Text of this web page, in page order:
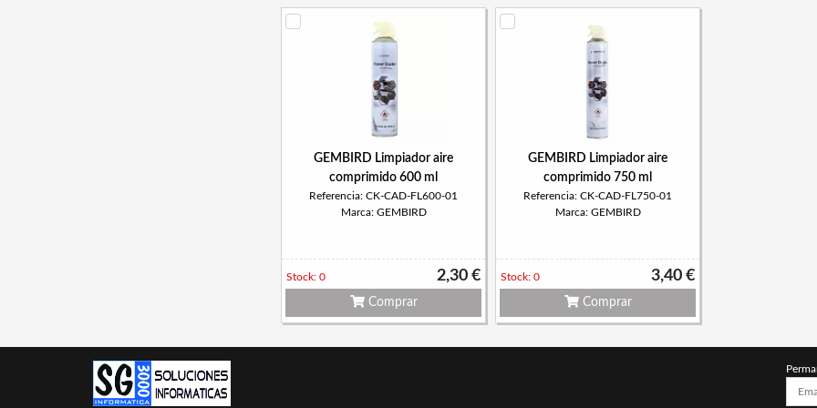
GEMBIRD Limpiador aire
comprimido 600 ml
Referencia: CK-CAD-FL600-01
Marca: GEMBIRD
2,30 €
Stock: 0
Comprar
GEMBIRD Limpiador aire
comprimido 750 ml
Referencia: CK-CAD-FL750-01
Marca: GEMBIRD
3,40 €
Stock: 0
Comprar